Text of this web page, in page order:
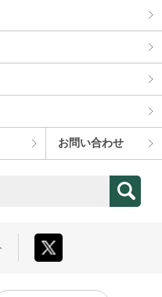
お問い合わせ